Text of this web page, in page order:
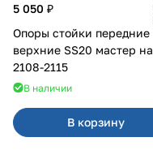
5 050 ₽
Опоры стойки передние
верхние SS20 мастер на
2108-2115
В наличии
В корзину